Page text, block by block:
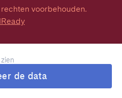
de data
voorbehouden.